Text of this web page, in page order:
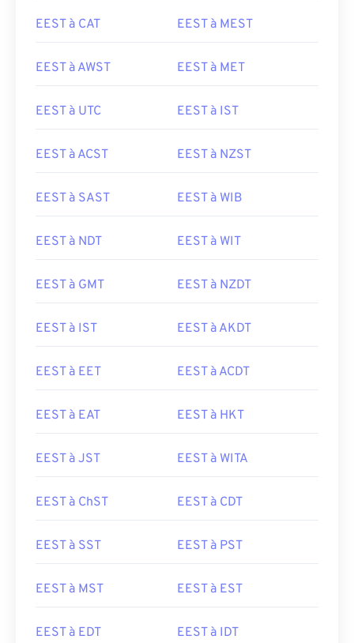
EEST à CAT EEST à MEST
EEST à AWST EEST à MET
EEST à UTC EEST à IST
EEST à ACST EEST à NZST
EEST à SAST EEST à WIB
EEST à NDT EEST à WIT
EEST à GMT EEST à NZDT
EEST à IST EEST à AKDT
EEST à EET EEST à ACDT
EEST à EAT EEST à HKT
EEST à JST EEST à WITA
EEST à ChST EEST à CDT
EEST à SST EEST à PST
EEST à MST EEST à EST
EEST à EDT EEST à IDT